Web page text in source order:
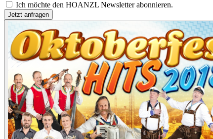
Ich möchte den HOANZL Newsletter abonnieren.